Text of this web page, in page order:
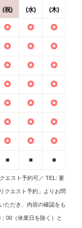
(祝)
(水)
(木)
◎ ◎ ◎
◎ ◎ ◎
◎ ◎ ◎
◎ ◎ ◎
◎ ◎ ◎
◎ ◎ ◎
◎ ◎ ◎
■ ■ ■
エスト予約可／ TEL: 要
クエスト予約」よりお問
ただき、内容の確認をも
00（休業日を除く）と